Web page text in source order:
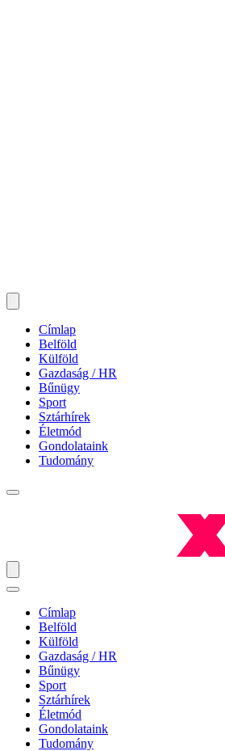
Címlap
Belföld
Külföld
Gazdaság / HR
Bűnügy
Sport
Sztárhírek
Életmód
Gondolataink
Tudomány
Címlap
Belföld
Külföld
Gazdaság / HR
Bűnügy
Sport
Sztárhírek
Életmód
Gondolataink
Tudomány